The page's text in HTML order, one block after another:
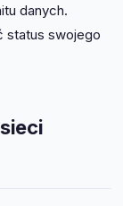
danych.
status swojego